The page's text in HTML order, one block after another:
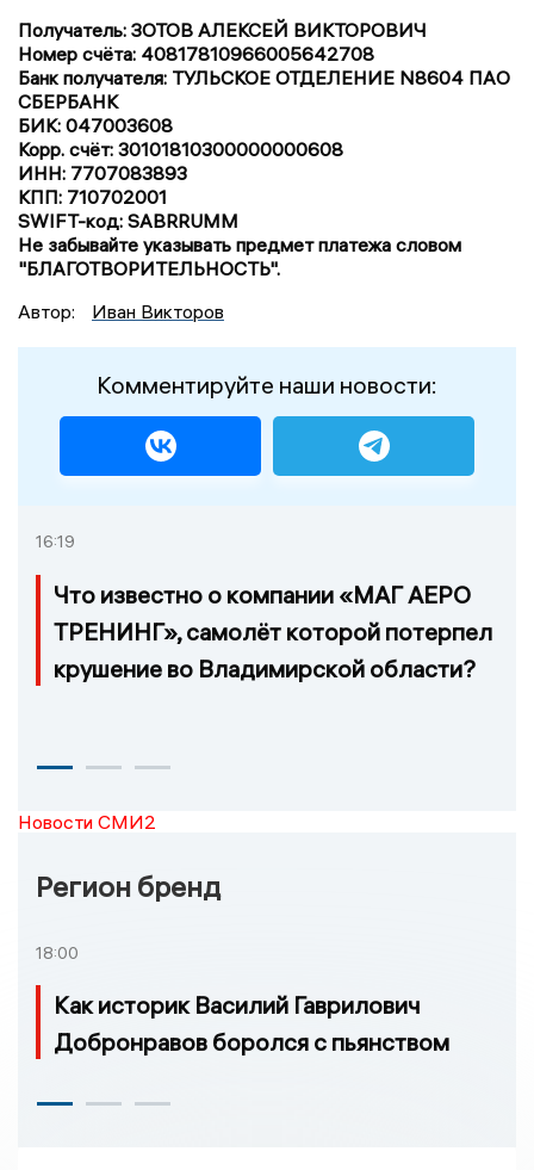
Получатель: ЗОТОВ АЛЕКСЕЙ ВИКТОРОВИЧ
Номер счёта: 40817810966005642708
Банк получателя: ТУЛЬСКОЕ ОТДЕЛЕНИЕ N8604 ПАО
СБЕРБАНК
БИК: 047003608
Корр. счёт: 30101810300000000608
ИНН: 7707083893
КПП: 710702001
SWIFT-код: SABRRUMM
Не забывайте указывать предмет платежа словом
"БЛАГОТВОРИТЕЛЬНОСТЬ".
Автор:
Иван Викторов
Комментируйте наши новости:
16:19
Что известно о компании «МАГ АЕРО
ТРЕНИНГ», самолёт которой потерпел
крушение во Владимирской области?
Новости СМИ2
Регион бренд
18:00
Как историк Василий Гаврилович
Добронравов боролся с пьянством